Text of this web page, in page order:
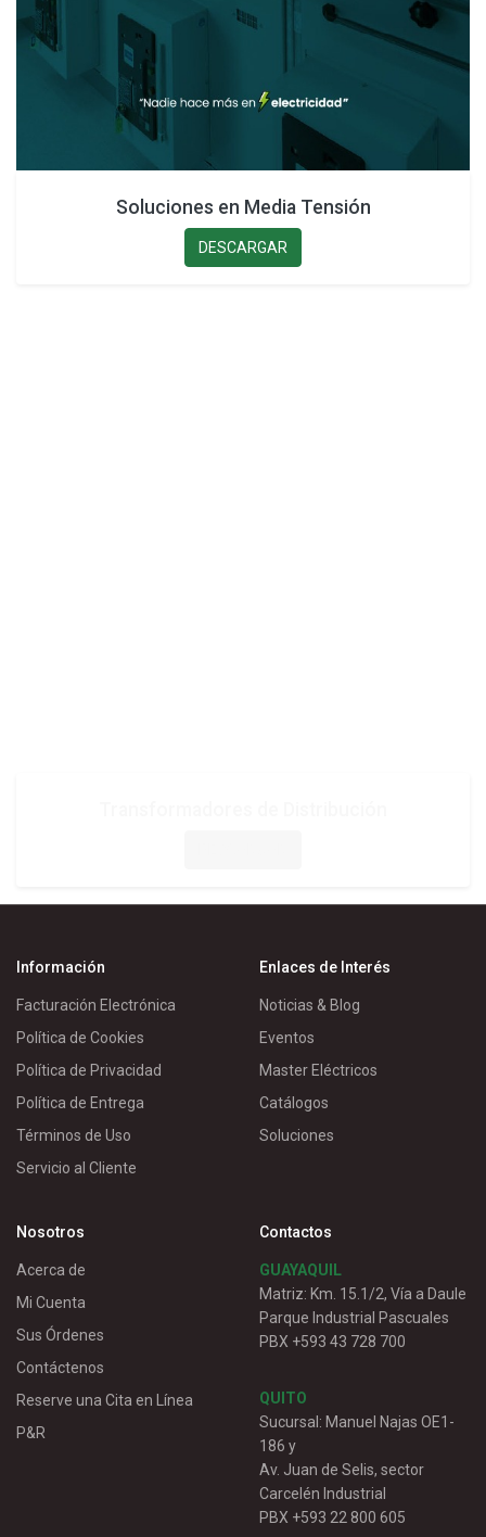
Soluciones en Media Tensión
DESCARGAR
Información
Facturación Electrónica
Política de Cookies
Política de Privacidad
Política de Entrega
Términos de Uso
Servicio al Cliente
Enlaces de Interés
Noticias & Blog
Eventos
Master Eléctricos
Catálogos
Soluciones
Nosotros
Acerca de
Mi Cuenta
Sus Órdenes
Contáctenos
Reserve una Cita en Línea
P&R
Contactos
GUAYAQUIL
Matriz: Km. 15.1/2, Vía a Daule
Parque Industrial Pascuales
PBX +593 43 728 700
QUITO
Sucursal: Manuel Najas OE1-
186 y
Av. Juan de Selis, sector
Carcelén Industrial
PBX +593 22 800 605